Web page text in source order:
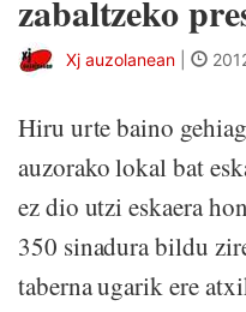
zabaltzeko
Xj auzolanean
Hiru urte baino
auzorako lokal bat
ez dio utzi eskaera
350 sinadura bildu
taberna ugarik ere